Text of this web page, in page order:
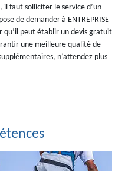
il faut solliciter le service d’un
de demander à ENTREPRISE
qu’il peut établir un devis gratuit
une meilleure qualité de
n’attendez plus